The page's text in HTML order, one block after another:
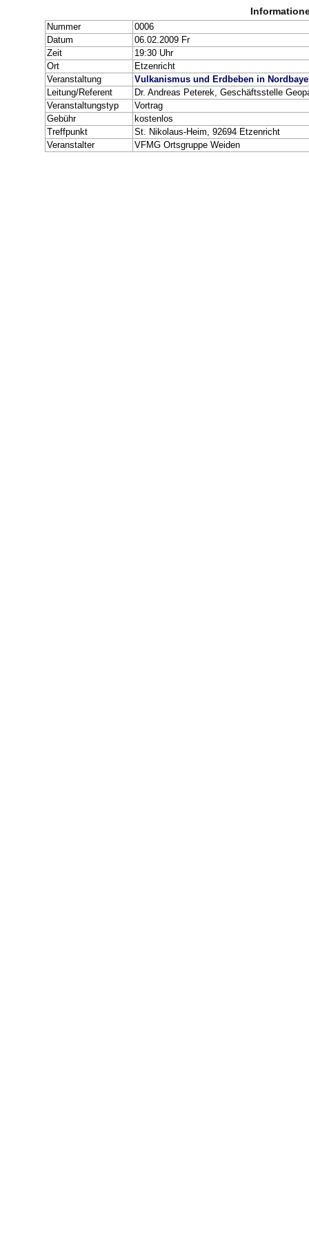
Nummer
0006
Datum
06.02.2009 Fr
Zeit
19:30 Uhr
Ort
Etzenricht
Veranstaltung
Vulkanismus und Erdbeben in
Leitung/Referent
Dr. Andreas Peterek, Geschäftsstelle
Veranstaltungstyp
Vortrag
Gebühr
kostenlos
Treffpunkt
St. Nikolaus-Heim, 92694 Etzenricht
Veranstalter
VFMG Ortsgruppe Weiden